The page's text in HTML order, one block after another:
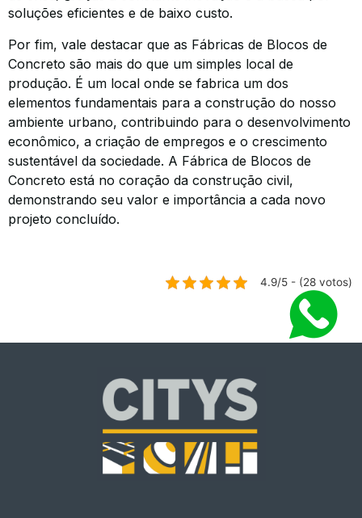
soluções eficientes e de baixo custo.
Por fim, vale destacar que as Fábricas de Blocos de
Concreto são mais do que um simples local de
produção. É um local onde se fabrica um dos
elementos fundamentais para a construção do nosso
ambiente urbano, contribuindo para o desenvolvimento
econômico, a criação de empregos e o crescimento
sustentável da sociedade. A Fábrica de Blocos de
Concreto está no coração da construção civil,
demonstrando seu valor e importância a cada novo
projeto concluído.
4.9/5 - (28 votos)